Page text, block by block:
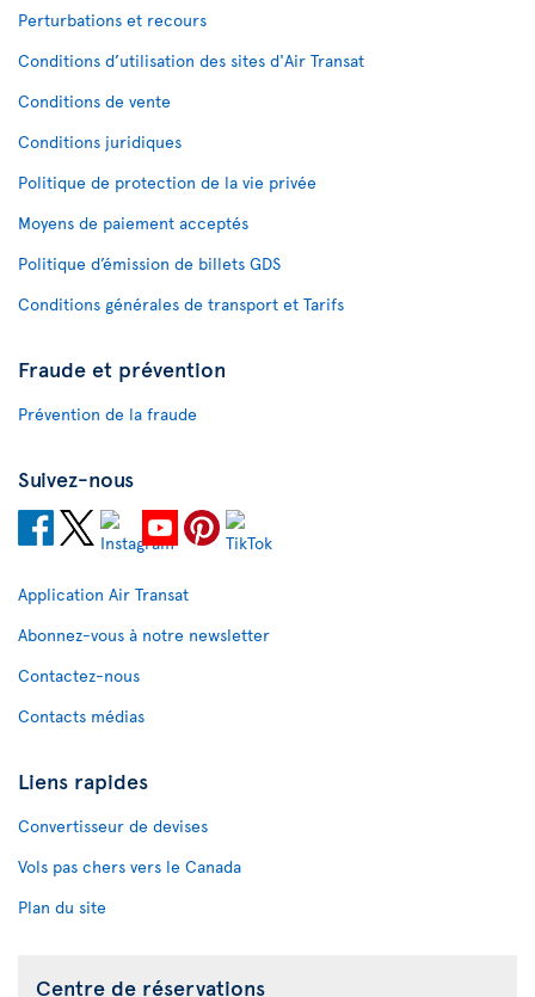
Perturbations et recours
Conditions d’utilisation des sites d'Air Transat
Conditions de vente
Conditions juridiques
Politique de protection de la vie privée
Moyens de paiement acceptés
Politique d’émission de billets GDS
Conditions générales de transport et Tarifs
Fraude et prévention
Prévention de la fraude
Suivez-nous
Application Air Transat
Abonnez-vous à notre newsletter
Contactez-nous
Contacts médias
Liens rapides
Convertisseur de devises
Vols pas chers vers le Canada
Plan du site
Centre de réservations